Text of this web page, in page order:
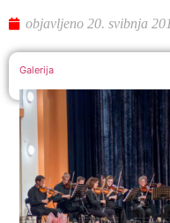
objavljeno 20. svibnja
Galerija